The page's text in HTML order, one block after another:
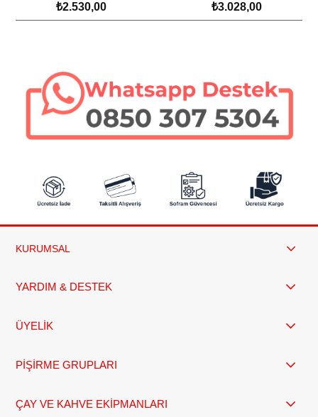
Saklama Kabı Seti
₺2.530,00
SEPETE EKLE
₺3.028,00
SEPETE EKLE
KURUMSAL
YARDIM & DESTEK
ÜYELİK
PİŞİRME GRUPLARI
ÇAY VE KAHVE EKİPMANLARI